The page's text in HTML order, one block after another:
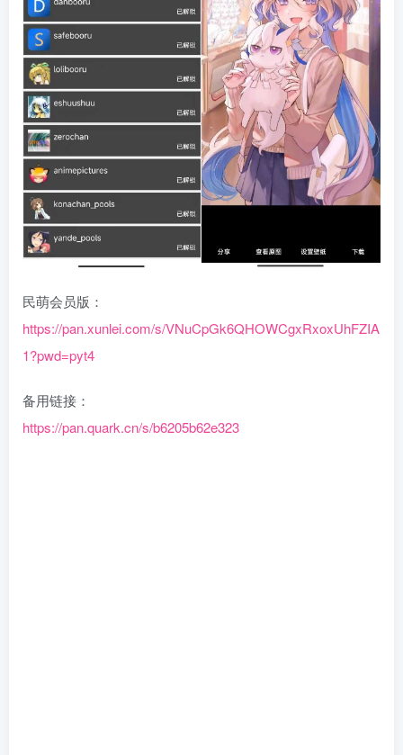
民萌会员版：
https://pan.xunlei.com/s/VNuCpGk6QHOWCgxRxoxUhFZIA
1?pwd=pyt4
备用链接：
https://pan.quark.cn/s/b6205b62e323